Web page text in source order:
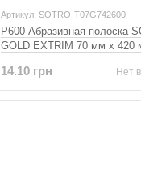
Артикул: SOTRO-T07G742600
P600 Абразивная полоска
GOLD EXTRIM 70 мм x 420
14.10 грн Нет